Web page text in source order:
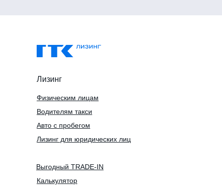
Лизинг
Водителям такси
Физическим лицам
Авто с пробегом
Лизинг для юридических лиц
Калькулятор
Выгодный TRADE-IN